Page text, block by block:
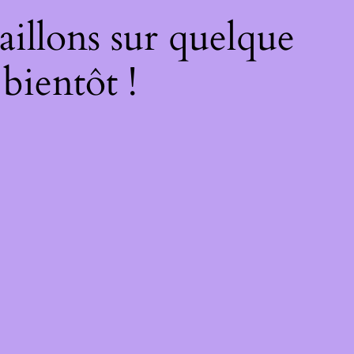
sur quelque
!